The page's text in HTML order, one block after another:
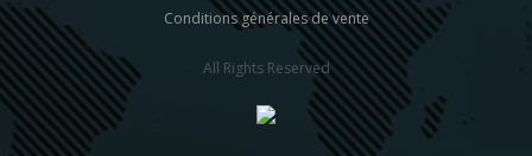
Conditions générales de vente
All Rights Reserved